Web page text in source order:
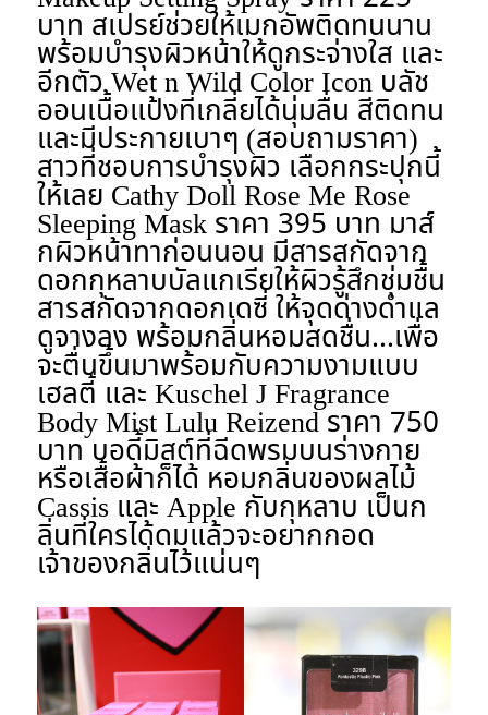
บาท สเปรย์ช่วยให้เมกอัพติดทนนาน
พร้อมบำรุงผิวหน้าให้ดูกระจ่างใส และ
อีกตัว Wet n Wild Color Icon บลัช
ออนเนื้อแป้งที่เกลี่ยได้นุ่มลื่น สีติดทน
และมีประกายเบาๆ (สอบถามราคา)
สาวที่ชอบการบำรุงผิว เลือกกระปุกนี้
ให้เลย Cathy Doll Rose Me Rose
Sleeping Mask ราคา 395 บาท มาส์
กผิวหน้าทาก่อนนอน มีสารสกัดจาก
ดอกกุหลาบบัลแกเรียให้ผิวรู้สึกชุ่มชื้น
สารสกัดจากดอกเดซี่ ให้จุดด่างดำแล
ดูจางลง พร้อมกลิ่นหอมสดชื่น...เพื่อ
จะตื่นขึ้นมาพร้อมกับความงามแบบ
เฮลตี้ และ Kuschel J Fragrance
Body Mist Lulu Reizend ราคา 750
บาท บอดี้มิสต์ที่ฉีดพรมบนร่างกาย
หรือเสื้อผ้าก็ได้ หอมกลิ่นของผลไม้
Cassis และ Apple กับกุหลาบ เป็นก
ลิ่นที่ใครได้ดมแล้วจะอยากกอด
เจ้าของกลิ่นไว้แน่นๆ